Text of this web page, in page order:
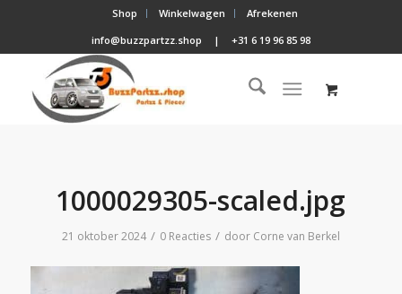
Shop Winkelwagen
Afrekenen
info@buzzpartzz.shop
| +31 6 19 96 85 98
1000029305-scaled.jpg
21 oktober 2024 / 0 Reacties / door Corne van Berkel